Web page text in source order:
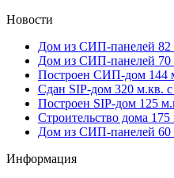
Новости
Дом из СИП-панелей 82
Дом из СИП-панелей 70
Построен СИП-дом 144
Сдан SIP-дом 320 м.кв.
Построен SIP-дом 125
Строительство дома 175
Дом из СИП-панелей 60
Информация